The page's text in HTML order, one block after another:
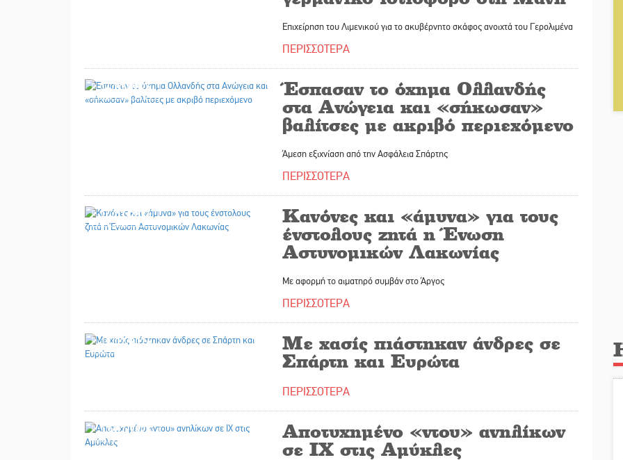
Επιχείρηση του Λιμενικού για το ακυβέρνητο σκάφος ανοιχτά του Γερολιμένα
ΠΕΡΙΣΣΟΤΕΡΑ
14/07/2026
Έσπασαν το όχημα Ολλανδής
στα Ανώγεια και «σήκωσαν»
βαλίτσες με ακριβό περιεχόμενο
Άμεση εξιχνίαση από την Ασφάλεια Σπάρτης
ΠΕΡΙΣΣΟΤΕΡΑ
14/07/2026
Κανόνες και «άμυνα» για τους
ένστολους ζητά η Ένωση
Αστυνομικών Λακωνίας
Με αφορμή το αιματηρό συμβάν στο Άργος
ΠΕΡΙΣΣΟΤΕΡΑ
13/07/2026
Με χασίς πιάστηκαν άνδρες σε
Σπάρτη και Ευρώτα
ΠΕΡΙΣΣΟΤΕΡΑ
13/07/2026
Αποτυχημένο «ντου» ανηλίκων
σε ΙΧ στις Αμύκλες